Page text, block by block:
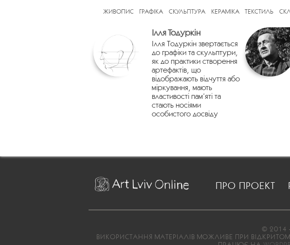
ЖИВОПИС ГРАФІКА СКУЛЬПТУРА КЕРАМІКА ТЕКСТИЛЬ
Ілля Тодуркін
Ілля Тодуркін звертається
до графіки та скульптури,
як до практики створення
артефактів, що
відображають відчуття або
міркування, мають
властивості пам’яті та
стають носіями
особистого досвіду
ПРО ПРОЕКТ
© 2014
ВИКОРИСТАННЯ МАТЕРІАЛІВ МОЖЛИВЕ ПРИ